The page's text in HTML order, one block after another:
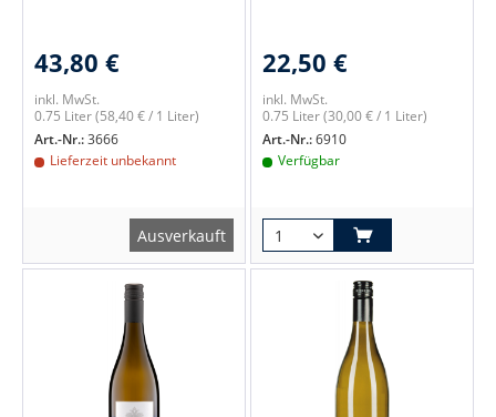
43,80 €
inkl. MwSt.
0.75 Liter(58,40 € / 1 Liter)
Art.-Nr.:3666
Lieferzeit unbekannt
Ausverkauft
22,50 €
inkl. MwSt.
0.75 Liter(30,00 € / 1 Liter)
Art.-Nr.:6910
Verfügbar